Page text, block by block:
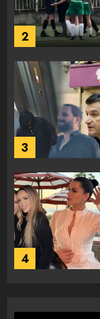
2
3
4